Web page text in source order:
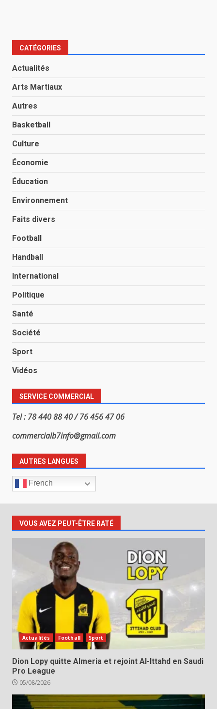
CATÉGORIES
Actualités
Arts Martiaux
Autres
Basketball
Culture
Économie
Éducation
Environnement
Faits divers
Football
Handball
International
Politique
Santé
Société
Sport
Vidéos
SERVICE COMMERCIAL
Tel : 78 440 88 40 / 76 456 47 06
commercialb7info@gmail.com
AUTRES LANGUES
French
VOUS AVEZ PEUT-ÊTRE RATÉ
Actualités Football Sport
Dion Lopy quitte Almeria et rejoint Al-Ittahd en Saudi
Pro League
05/08/2026